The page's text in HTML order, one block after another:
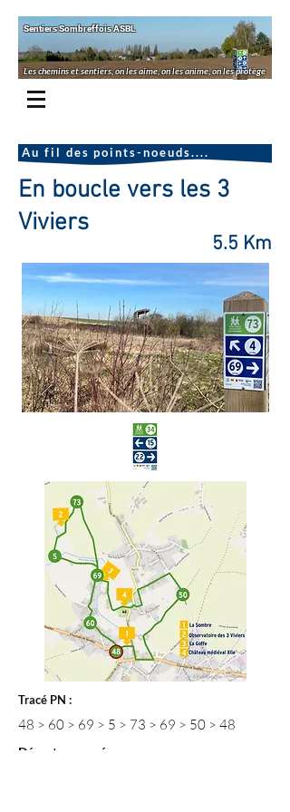
Sentiers Sombreffois ASBL
Les chemins et sentiers, on les aime, on les anime, on les protège
Au fil des points-noeuds....
En boucle vers les 3
Viviers
5.5 Km
Tracé PN :
48 > 60 > 69 > 5 > 73 > 69 > 50 > 48
Départ proposé :